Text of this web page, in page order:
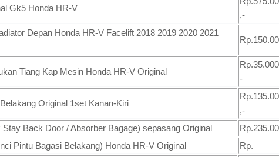
Gk5 Honda HR-V
,-
Depan Honda HR-V Facelift 2018 2019 2020 2021
Tiang Kap Mesin Honda HR-V Original
-
Original 1set Kanan-Kiri
,-
Back Door / Absorber Bagage) sepasang Original
Pintu Bagasi Belakang) Honda HR-V Original
Rp.